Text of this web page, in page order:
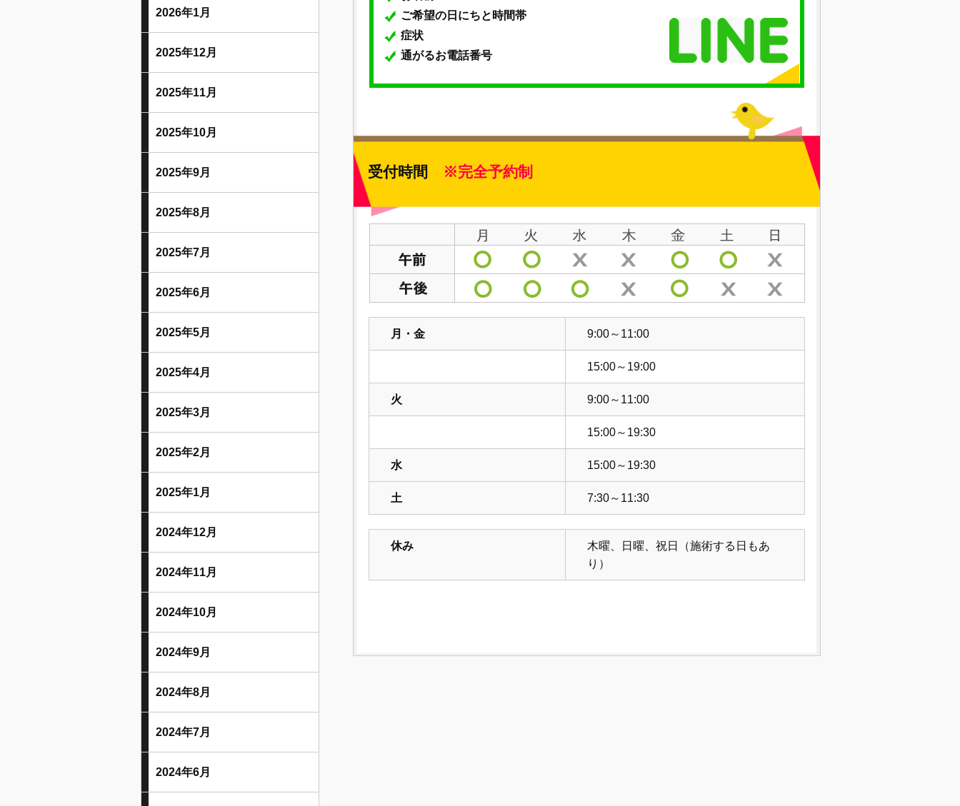
ご希望の日にちと時間帯
症状
通がるお電話番号
受付時間 ※完全予約制
月・金 9:00～11:00
15:00～19:00
火 9:00～11:00
15:00～19:30
水 15:00～19:30
土 7:30～11:30
休み
木曜、日曜、祝日（施術する日もあ
り）
2026年1月
2025年12月
2025年11月
2025年10月
2025年9月
2025年8月
2025年7月
2025年6月
2025年5月
2025年4月
2025年3月
2025年2月
2025年1月
2024年12月
2024年11月
2024年10月
2024年9月
2024年8月
2024年7月
2024年6月